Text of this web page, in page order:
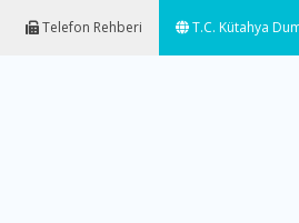
Telefon Rehberi T.C. Kütahya